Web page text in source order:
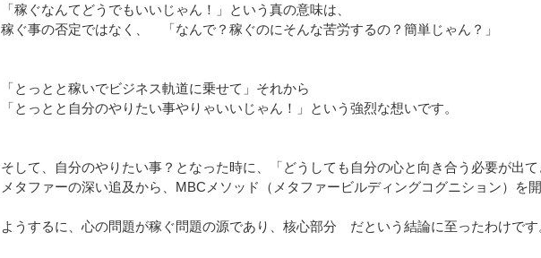
「稼ぐなんてどうでもいいじゃん！」という真の意味は、
稼ぐ事の否定ではなく、 「なんで？稼ぐのにそんな苦労するの？簡単じゃん？」
「とっとと稼いでビジネス軌道に乗せて」それから
「とっとと自分のやりたい事やりゃいいじゃん！」という強烈な想いです。
そして、自分のやりたい事？となった時に、「どうしても自分の心と向き合う必要が出て
メタファーの深い追及から、MBCメソッド（メタファービルディングコグニション）を開
ようするに、心の問題が稼ぐ問題の源であり、核心部分 だという結論に至ったわけです